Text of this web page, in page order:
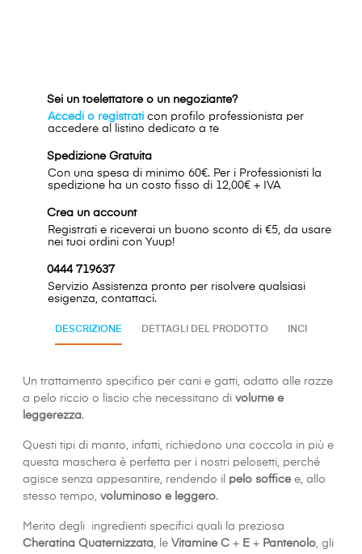
Sei un toelettatore o un negoziante?
Accedi o registrati con profilo professionista per
accedere al listino dedicato a te
Spedizione Gratuita
Con una spesa di minimo 60€. Per i Professionisti la
spedizione ha un costo fisso di 12,00€ + IVA
Crea un account
Registrati e riceverai un buono sconto di €5, da usare
nei tuoi ordini con Yuup!
0444 719637
Servizio Assistenza pronto per risolvere qualsiasi
esigenza, contattaci.
DESCRIZIONE DETTAGLI DEL PRODOTTO INCI
Un trattamento specifico per cani e gatti, adatto alle razze
a pelo riccio o liscio che necessitano di volume e
leggerezza.
Questi tipi di manto, infatti, richiedono una coccola in più e
questa maschera è perfetta per i nostri pelosetti, perché
agisce senza appesantire, rendendo il pelo sofficee, allo
stesso tempo, voluminoso e leggero.
Merito degli ingredienti specifici quali la preziosa
Cheratina Quaternizzata, le Vitamine C + E + Pantenolo, gli